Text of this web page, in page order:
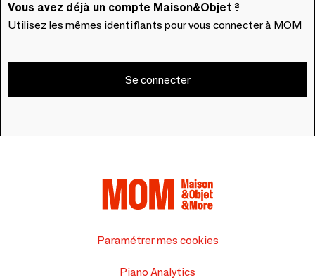
Vous avez déjà un compte Maison&Objet ?
Utilisez les mêmes identifiants pour vous connecter à MOM
Se connecter
Paramétrer mes cookies
Piano Analytics